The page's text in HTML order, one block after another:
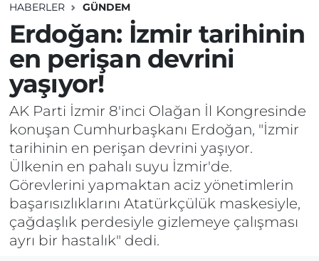
HABERLER GÜNDEM
Erdoğan: İzmir tarihinin
en perişan devrini
yaşıyor!
AK Parti İzmir 8'inci Olağan İl Kongresinde
konuşan Cumhurbaşkanı Erdoğan, "İzmir
tarihinin en perişan devrini yaşıyor.
Ülkenin en pahalı suyu İzmir'de.
Görevlerini yapmaktan aciz yönetimlerin
başarısızlıklarını Atatürkçülük maskesiyle,
çağdaşlık perdesiyle gizlemeye çalışması
ayrı bir hastalık" dedi.
DÜNYA
EĞİTİM
ÖZEL HABER
Süper Lig Puan Durumu ve Fikstür
Tüm Manşetler
Son Dakika Haberleri
Haber Arşivi